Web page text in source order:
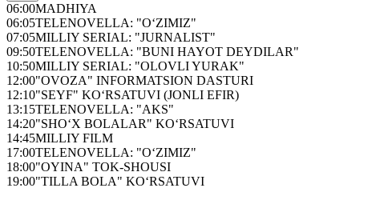
06:00MADHIYA
06:05TELENOVELLA: "O‘ZIMIZ"
07:05MILLIY SERIAL: "JURNALIST"
09:50TELENOVELLA: "BUNI HAYOT DEYDILAR"
10:50MILLIY SERIAL: "OLOVLI YURAK"
12:00"OVOZA" INFORMATSION DASTURI
12:10"SEYF" KO‘RSATUVI (JONLI EFIR)
13:15TELENOVELLA: "AKS"
14:20"SHO‘X BOLALAR" KO‘RSATUVI
14:45MILLIY FILM
17:00TELENOVELLA: "O‘ZIMIZ"
18:00"OYINA" TOK-SHOUSI
19:00"TILLA BOLA" KO‘RSATUVI